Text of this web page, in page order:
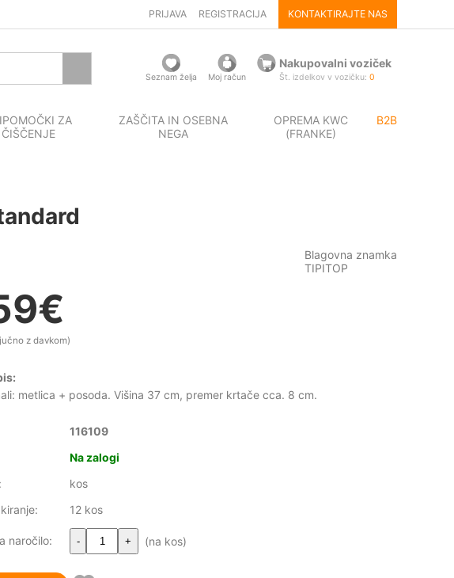
PRIJAVA REGISTRACIJA KONTAKTIRAJTE NAS
Seznam želja Moj račun
Nakupovalni voziček
Št. izdelkov v vozičku: 0
ZA
ČIŠČENJE
ZAŠČITA IN OSEBNA
NEGA
OPREMA KWC
(FRANKE)
B2B
Blagovna znamka
TIPITOP
€
z davkom)
metlica + posoda. Višina 37 cm, premer krtače cca. 8 cm.
116109
Na zalogi
kos
12 kos
naročilo: - + (na kos)